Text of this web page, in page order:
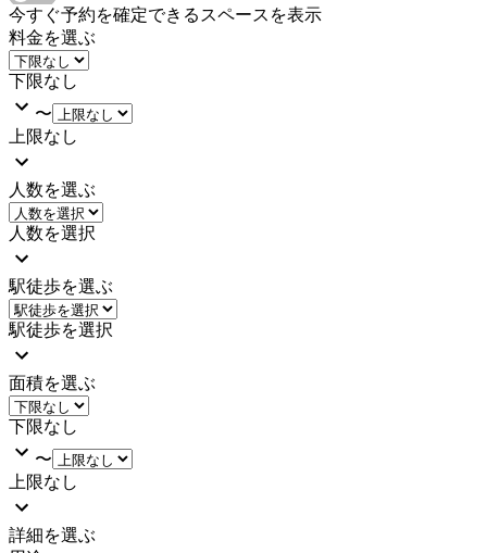
今すぐ予約を確定できるスペースを表示
料金を選ぶ
下限なし
〜
上限なし
人数を選ぶ
人数を選択
駅徒歩を選ぶ
駅徒歩を選択
面積を選ぶ
下限なし
〜
上限なし
詳細を選ぶ